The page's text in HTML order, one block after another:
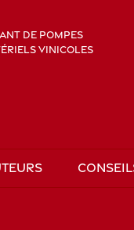
DE POMPES
VINICOLES